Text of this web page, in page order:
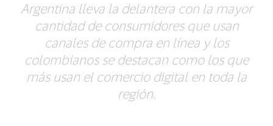
Argentina lleva la delantera con la mayor
cantidad de consumidores que usan
canales de compra en línea y los
colombianos se destacan como los que
más usan el comercio digital en toda la
región.